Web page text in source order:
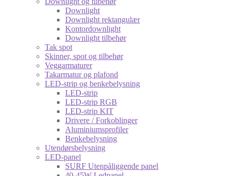
Downlight
Downlight rektangulær
Kontordownlight
Downlight tilbehør
Tak spot
Skinner, spot og tilbehør
Veggarmaturer
Takarmatur og plafond
LED-strip og benkebelysning
LED-strip
LED-strip RGB
LED-strip KIT
Drivere / Forkoblinger
Aluminiumsprofiler
Benkebelysning
Utendørsbelysning
LED-panel
SURF Utenpåliggende panel